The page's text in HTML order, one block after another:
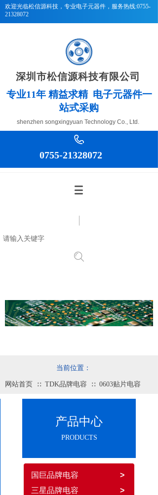
欢迎光临松信源科技 ，专业电子元器件，服务热线:0755-
21328072
当前位置：
网站首页 ∷ TDK品牌电容 ∷ 0603贴片电容
0755-21328072
深圳市松信源科技有限公司
shenzhen songxingyuan Technology Co., Ltd.
专业11年 精益求精 电子元器件一
站式采购
产品中心
PRODUCTS
国巨品牌电容
>
三星品牌电容
>